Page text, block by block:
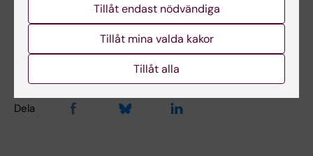
Anna Persson 2025-10-07
Dela
Tillåt endast nödvändiga
Tillåt mina valda kakor
Tillåt alla